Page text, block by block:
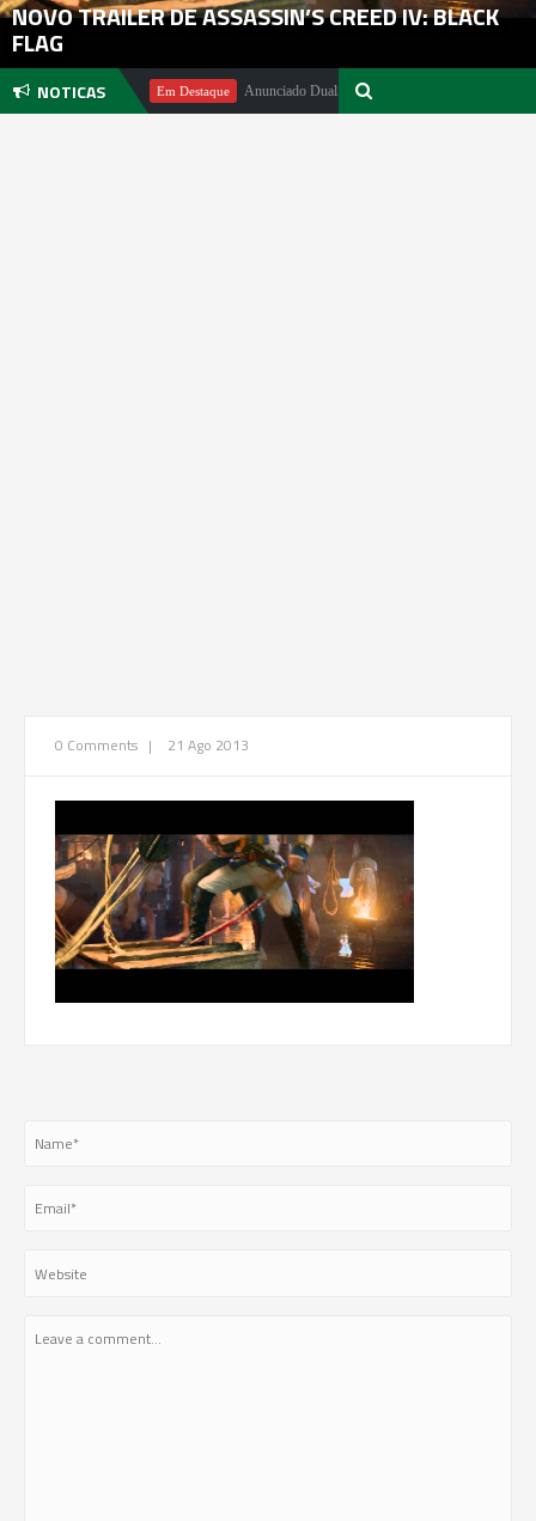
NOVO TRAILER DE ASSASSIN’S CREED IV: BLACK
FLAG
NOTICAS
Pachter Em Destaque Anunciado DualSense The Last of Us Limited Edition
0 Comments | 21 Ago 2013